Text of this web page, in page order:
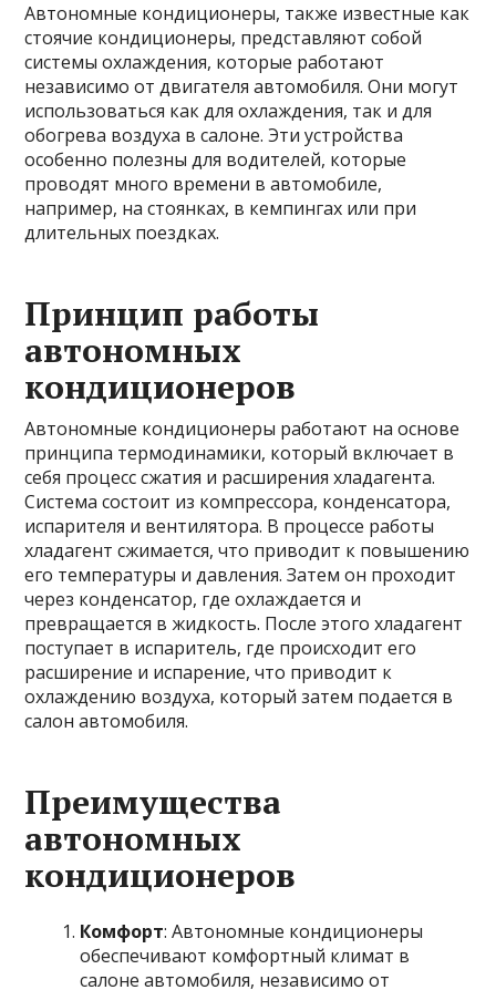
Автономные кондиционеры, также известные как
стоячие кондиционеры, представляют собой
системы охлаждения, которые работают
независимо от двигателя автомобиля. Они могут
использоваться как для охлаждения, так и для
обогрева воздуха в салоне. Эти устройства
особенно полезны для водителей, которые
проводят много времени в автомобиле,
например, на стоянках, в кемпингах или при
длительных поездках.
Принцип работы
автономных
кондиционеров
Автономные кондиционеры работают на основе
принципа термодинамики, который включает в
себя процесс сжатия и расширения хладагента.
Система состоит из компрессора, конденсатора,
испарителя и вентилятора. В процессе работы
хладагент сжимается, что приводит к повышению
его температуры и давления. Затем он проходит
через конденсатор, где охлаждается и
превращается в жидкость. После этого хладагент
поступает в испаритель, где происходит его
расширение и испарение, что приводит к
охлаждению воздуха, который затем подается в
салон автомобиля.
Преимущества
автономных
кондиционеров
Комфорт: Автономные кондиционеры
обеспечивают комфортный климат в
салоне автомобиля, независимо от